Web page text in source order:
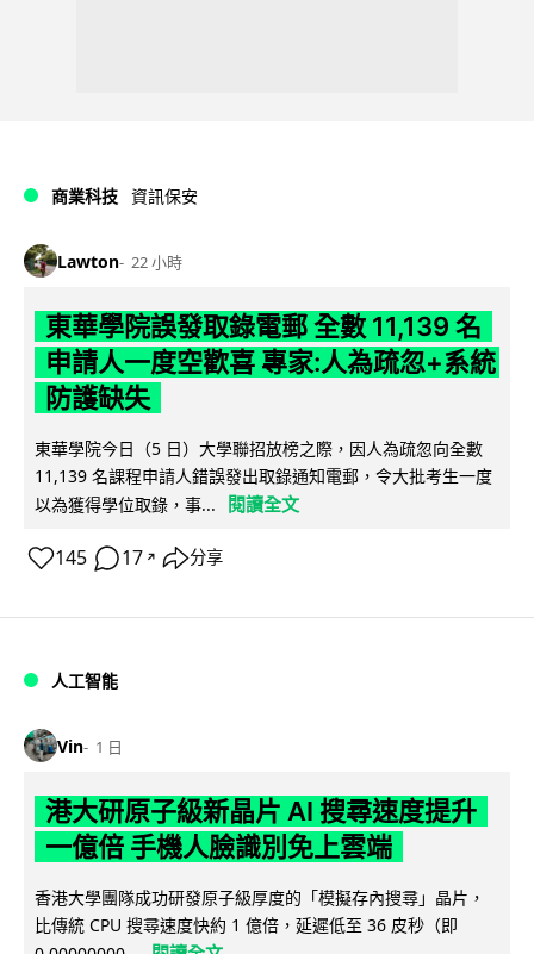
商業科技 資訊保安
Lawton 22 小時
東華學院誤發取錄電郵 全數 11,139 名
申請人一度空歡喜 專家:人為疏忽+系統
防護缺失
東華學院今日（5 日）大學聯招放榜之際，因人為疏忽向全數
11,139 名課程申請人錯誤發出取錄通知電郵，令大批考生一度
以為獲得學位取錄，事...
閱讀全文
145 17 ↗ 分享
人工智能
Vin 1 日
港大研原子級新晶片 AI 搜尋速度提升
一億倍 手機人臉識別免上雲端
香港大學團隊成功研發原子級厚度的「模擬存內搜尋」晶片，
比傳統 CPU 搜尋速度快約 1 億倍，延遲低至 36 皮秒（即